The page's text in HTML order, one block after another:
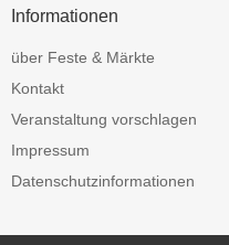
Informationen
über Feste & Märkte
Kontakt
Veranstaltung vorschlagen
Impressum
Datenschutzinformationen